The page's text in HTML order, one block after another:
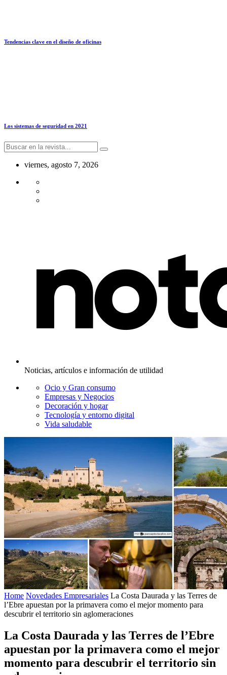
Tendencias clave en el diseño de oficinas
Los sistemas de seguridad en 2021
viernes, agosto 7, 2026
Noticias, artículos e información de utilidad
Ocio y Gran consumo
Empresas y Negocios
Decoración y hogar
Tecnología y entorno digital
Vida saludable
Home Novedades Empresariales La Costa Daurada y las Terres de
l’Ebre apuestan por la primavera como el mejor momento para
descubrir el territorio sin aglomeraciones
La Costa Daurada y las Terres de l’Ebre
apuestan por la primavera como el mejor
momento para descubrir el territorio sin